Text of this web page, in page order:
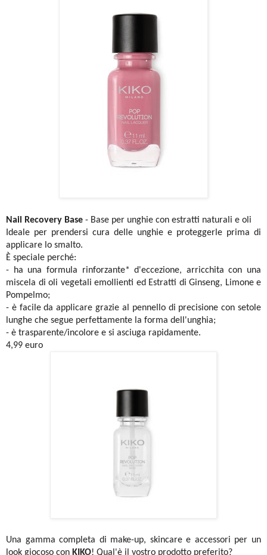
Nail Recovery Base - Base per unghie con estratti naturali e oli
Ideale per prendersi cura delle unghie e proteggerle prima di
applicare lo smalto.
È speciale perché:
- ha una formula rinforzante* d'eccezione, arricchita con una
miscela di oli vegetali emollienti ed Estratti di Ginseng, Limone e
Pompelmo;
- è facile da applicare grazie al pennello di precisione con setole
lunghe che segue perfettamente la forma dell'unghia;
- è trasparente/incolore e si asciuga rapidamente.
4,99 euro
Una gamma completa di make-up, skincare e accessori per un
look giocoso con KIKO! Qual'è il vostro prodotto preferito?